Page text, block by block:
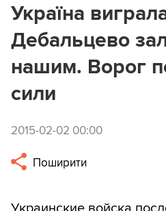
Україна
Дебальцево
нашим. Ворог
сили
2015-02-02 00:00
Поширити